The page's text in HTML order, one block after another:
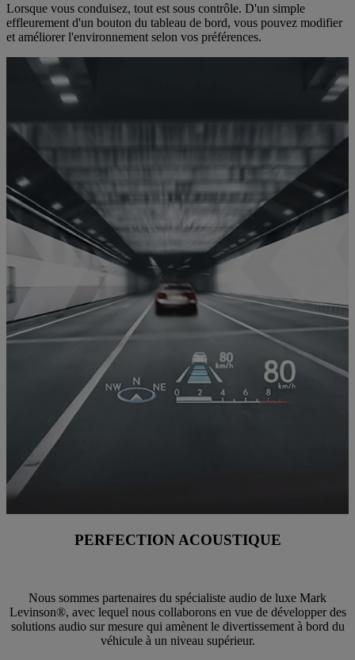
Lorsque vous conduisez, tout est sous contrôle. D'un simple
effleurement d'un bouton du tableau de bord, vous pouvez modifier
et améliorer l'environnement selon vos préférences.
PERFECTION ACOUSTIQUE
Nous sommes partenaires du spécialiste audio de luxe Mark
Levinson®, avec lequel nous collaborons en vue de développer des
solutions audio sur mesure qui amènent le divertissement à bord du
véhicule à un niveau supérieur.